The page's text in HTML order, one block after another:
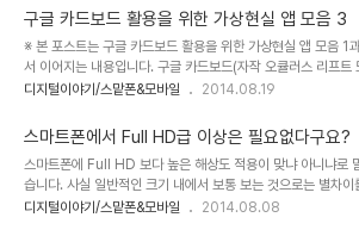
그렇게 고유명사가 ..
어쩌면 이번 포스트는 그 분을 위한 내용일 수도 있겠네요.잠시
구글 카드보드를 보여드렸었는데, 얼마나 재밌고 신기해 하시던
^^ 시간 내어 하나 만들어드리기로 했습니다. ^^ 좀 힘들겠지만
암튼 기존 스트릿뷰 화면을 구글 카드보드로 가상현실 처럼 볼
는 걸 생각하면 정말이지 놀랍고 또 이걸 좋아하는 지인께 알려
드 앱에서 보았던 스트릿뷰가..
구글 카드보드 활용을 위한 가상현실 앱 모음 3
※ 본 포스트는 구글 카드보드 활용을 위한 가상현실 앱 모음 1
서 이어지는 내용입니다. 구글 카드보드(자작 오큘러스 리프트
Dive) 활용을 위한 앱모음 소개 마지막입니다. 포스트 작성에
해야 할 듯 합니다. 양해를 먼저 구합니다. 뭐~ 내용 적은 것이
하죠. ^^ 이전 포스트에서 웬만한 앱들은 모두 소개해 드린 것 같
아직 소개할 앱들이 적지 않습니다. 문제는 이미 경험했던 형태
이라서 처음 HMD(Head Mounted Display, 오큘러스 리
같은 카드보드 또는 Dive 등의 장치를 지칭)를 접했을 때의 느
디지털이야기/스맡폰&모바일 2014.08.19
스마트폰에서 Full HD급 이상은 필요없다구요?
스마트폰에 Full HD 보다 높은 해상도 적용이 맞냐 아니냐로
습니다. 사실 일반적인 크기 내에서 보통 보는 것으로는 별차이
수 없습니다. 사람의 눈으로 구분할 수 있는 한계를 넘어서기 때
디지털이야기/스맡폰&모바일 2014.08.08